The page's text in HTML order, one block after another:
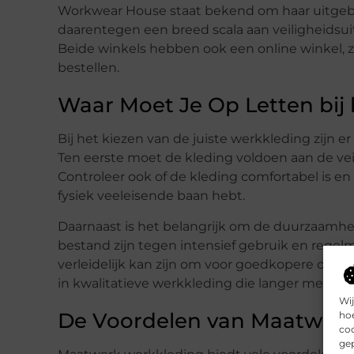
Workwear House staat bekend om haar
daarentegen een breed scala aan
Beide winkels hebben ook een online
bestellen.
Waar Moet Je Op Letten
Bij het kiezen van de juiste werkkleding zijn
Ten eerste moet de kleding voldoen aan de
Controleer ook of de kleding comfortabel is
fysiek veeleisende baan hebt.
Daarnaast is het belangrijk om de
bestand zijn tegen intensief gebruik en
verleidelijk kan zijn om voor goedkopere
in kwalitatieve werkkleding die langer
De Voordelen van